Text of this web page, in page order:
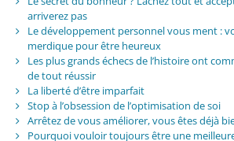
arriverez pas
Le développement personnel vous ment :
merdique pour être heureux
Les plus grands échecs de l’histoire ont
de tout réussir
La liberté d’être imparfait
Stop à l’obsession de l’optimisation de soi
Arrêtez de vous améliorer, vous êtes déjà
Pourquoi vouloir toujours être une